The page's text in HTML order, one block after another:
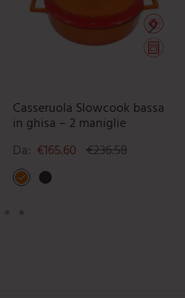
Casseruola Slowcook bassa
in ghisa – 2 maniglie
Da: €165.60 €236.58